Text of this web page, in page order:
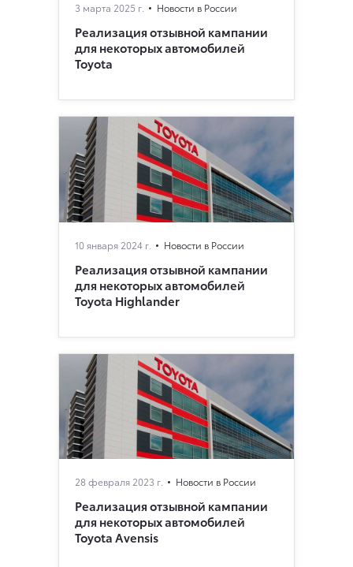
3 марта 2025 г. Новости в России
Реализация отзывной кампании
для некоторых автомобилей
Toyota
10 января 2024 г. Новости в России
Реализация отзывной кампании
для некоторых автомобилей
Toyota Highlander
28 февраля 2023 г. Новости в России
Реализация отзывной кампании
для некоторых автомобилей
Toyota Avensis